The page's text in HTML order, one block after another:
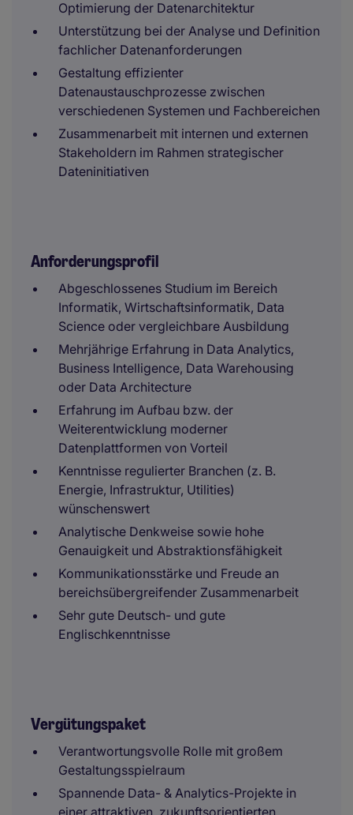
Optimierung der Datenarchitektur
Unterstützung bei der Analyse und Definition
fachlicher Datenanforderungen
Gestaltung effizienter
Datenaustauschprozesse zwischen
verschiedenen Systemen und Fachbereichen
Zusammenarbeit mit internen und externen
Stakeholdern im Rahmen strategischer
Dateninitiativen
Anforderungsprofil
Abgeschlossenes Studium im Bereich
Informatik, Wirtschaftsinformatik, Data
Science oder vergleichbare Ausbildung
Mehrjährige Erfahrung in Data Analytics,
Business Intelligence, Data Warehousing
oder Data Architecture
Erfahrung im Aufbau bzw. der
Weiterentwicklung moderner
Datenplattformen von Vorteil
Kenntnisse regulierter Branchen (z. B.
Energie, Infrastruktur, Utilities)
wünschenswert
Analytische Denkweise sowie hohe
Genauigkeit und Abstraktionsfähigkeit
Kommunikationsstärke und Freude an
bereichsübergreifender Zusammenarbeit
Sehr gute Deutsch- und gute
Englischkenntnisse
Vergütungspaket
Verantwortungsvolle Rolle mit großem
Gestaltungsspielraum
Spannende Data- & Analytics-Projekte in
einer attraktiven, zukunftsorientierten